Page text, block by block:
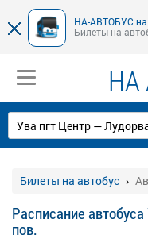
НА-АВТОБУС на
Билеты на
НА
Билеты на автобус
Расписание
пов.